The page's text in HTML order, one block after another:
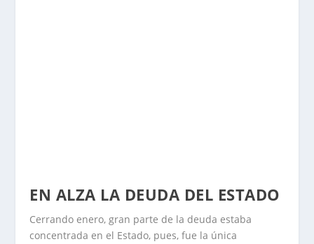
EN ALZA LA DEUDA DEL ESTADO
Cerrando enero, gran parte de la deuda estaba
concentrada en el Estado, pues, fue la única